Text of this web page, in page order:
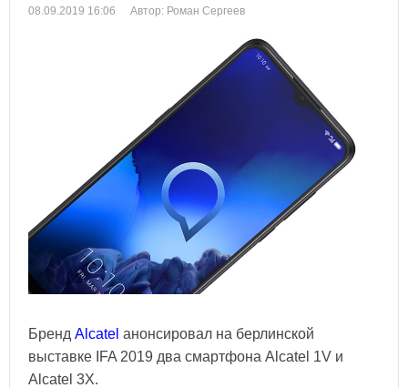
08.09.2019 16:06 Автор: Роман Сергеев
Бренд Alcatel анонсировал на берлинской
выставке IFA 2019 два смартфона Alcatel 1V и
Alcatel 3X.